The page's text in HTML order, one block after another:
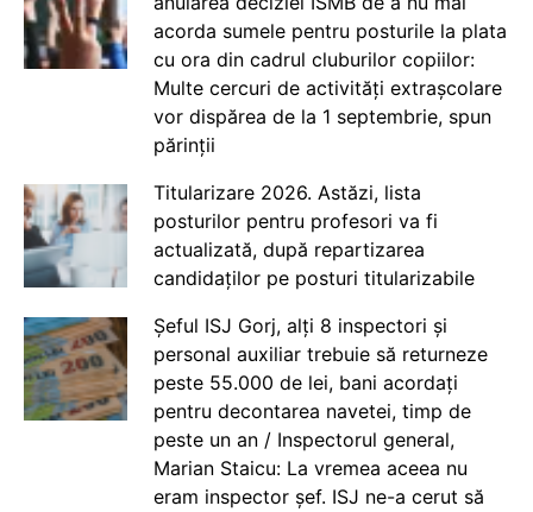
acorda sumele pentru posturile la plata
cu ora din cadrul cluburilor copiilor:
Multe cercuri de activități extrașcolare
vor dispărea de la 1 septembrie, spun
părinții
Titularizare 2026. Astăzi, lista
posturilor pentru profesori va fi
actualizată, după repartizarea
candidaților pe posturi titularizabile
Șeful ISJ Gorj, alți 8 inspectori și
personal auxiliar trebuie să returneze
peste 55.000 de lei, bani acordați
pentru decontarea navetei, timp de
peste un an / Inspectorul general,
Marian Staicu: La vremea aceea nu
eram inspector șef. ISJ ne-a cerut să